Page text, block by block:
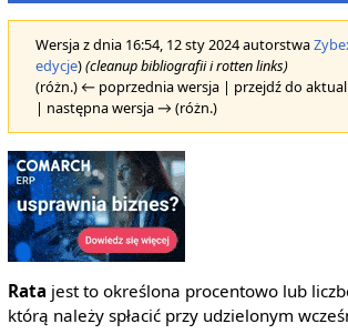
Wersja z dnia 16:54, 12 sty 2024 autorstwa
edycje)(cleanup bibliografii i rotten links)
(różn.) ← poprzednia wersja | przejdź do
| następna wersja → (różn.)
Rata jest to określona procentowo lub
którą należy spłacić przy udzielonym